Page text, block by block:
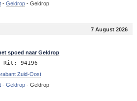
- Geldrop- Geldrop
7 August 2026
spoed naar Geldrop
Rit: 94196
Zuid-Oost
- Geldrop- Geldrop